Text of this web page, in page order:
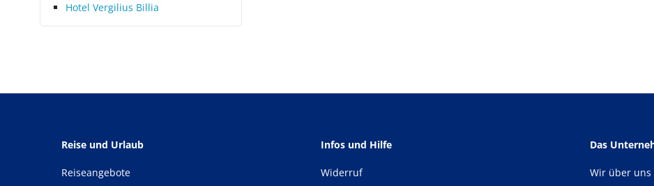
Hotel Vergilius Billia
Reise und Urlaub
Reiseangebote
Infos und Hilfe
Widerruf
Das
Wir über uns